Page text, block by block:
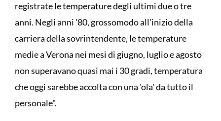
registrate le temperature degli ultimi due o tre
anni. Negli anni '80, grossomodo all'inizio della
carriera della sovrintendente, le temperature
medie a Verona nei mesi di giugno, luglio e agosto
non superavano quasi mai i 30 gradi, temperatura
che oggi sarebbe accolta con una 'ola' da tutto il
personale".